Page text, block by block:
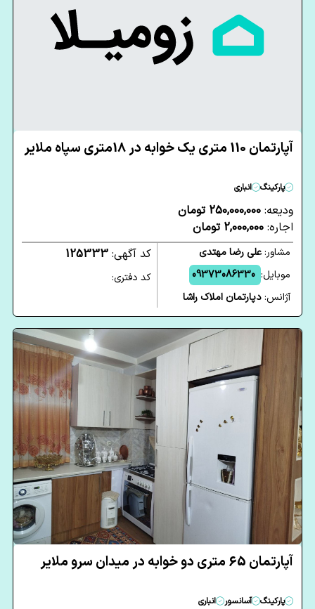
آپارتمان 110 متری یک خوابه در 18متری سپاه ملایر
پارکینگ انباری
ودیعه: 250,000,000 تومان
اجاره: 2,000,000 تومان
مشاور:علی رضا مهتدی
موبایل: 09373086330
آژانس:دپارتمان املاک راشا
کد آگهی: 125333
کد دفتری:
آپارتمان 65 متری دو خوابه در میدان سرو ملایر
پارکینگ آسانسور انباری